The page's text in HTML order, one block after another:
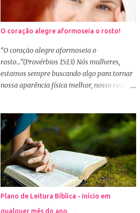
O coração alegre aformoseia o rosto!
“O coração alegre aformoseia o
rosto...”(Provérbios 15:13) Nós mulheres,
estamos sempre buscando algo para tornar
nossa aparência física melhor, nosso rosto
cosméticos e produtos de beleza. No Youtube
por exemplo, os canais com mais seguidores
são das blogueiras que dão dicas de beleza,
ensinam a se maquiar e testam produtos.
Não é errado gostar de se cuidar e buscar
conhecimento de como ficar mais bonita e
atraente. Eu também gosto de maquiagem e
dicas de beleza, no entanto, precisamos
Plano de Leitura Bíblica - Início em
qualquer mês do ano